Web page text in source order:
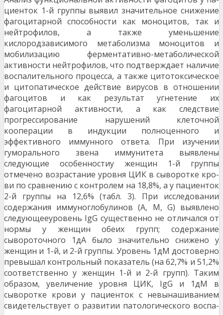
циенток 1-й группы выявил значительное снижение
фагоцитарной способности как моноцитов, так и
нейтрофилов, а также уменьшение
кислородзависимого метаболизма моноцитов и
мобилизацию фермента­тивно-метаболической
активности нейтрофилов, что подтверждает наличие
воспалительного процесса, а также цитотоксическое
и цитопатическое действие вирусов в отношении
фагоцитов и как результат угнетение их
фагоцитарной активности, а как след­ствие
прогрессирование нарушений клеточной
кооперации в индукции полноценного и
эффективно­го иммунного ответа. При изучении
гуморального звена иммунитета выяв­лены
следующие особенностиу женщин 1-й группы
отмечено возрастание уровня ЦИК в сыворотке кро­
ви по сравнению с контролем на 18,8%, а у пациен­ток
2-й группы на 12,6% (табл. 3). При исследова­нии
содержания иммуноглобулинов (А, М, G) выяв­лено
следующееуровень IgG существенно не отли­чался от
нормы у женщин обеих групп; содержание
сывороточного 1дА было значительно снижено у
женщин и 1-й, и 2-й группы. Уровень 1дМ достоверно
превышал контрольный показатель (на 62,7% и 51,2%
соответственно у женщин 1-й и 2-й групп). Таким
образом, увеличение уровня ЦИК, IgG и 1дМ в
сыворотке крови у пациенток с невынашиванием
свидетельствует о развитии патологического воспа­